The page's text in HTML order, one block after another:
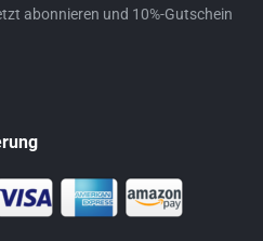
abonnieren und 10%-Gutschein